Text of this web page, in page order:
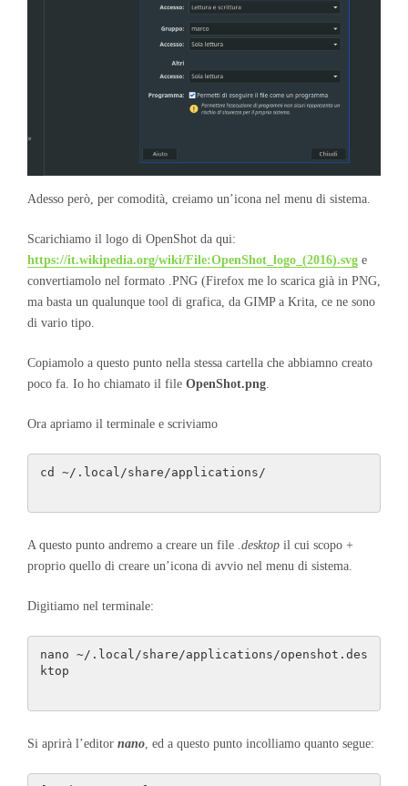
Adesso però, per comodità, creiamo un’icona nel menu di sistema.
Scarichiamo il logo di OpenShot da qui:
https://it.wikipedia.org/wiki/File:OpenShot_logo_(2016).svg e
convertiamolo nel formato .PNG (Firefox me lo scarica già in PNG,
ma basta un qualunque tool di grafica, da GIMP a Krita, ce ne sono
di vario tipo.
Copiamolo a questo punto nella stessa cartella che abbiamno creato
poco fa. Io ho chiamato il file OpenShot.png.
Ora apriamo il terminale e scriviamo
cd ~/.local/share/applications/
A questo punto andremo a creare un file .desktop il cui scopo +
proprio quello di creare un’icona di avvio nel menu di sistema.
Digitiamo nel terminale:
nano ~/.local/share/applications/openshot.des
ktop
Si aprirà l’editor nano , ed a questo punto incolliamo quanto segue: